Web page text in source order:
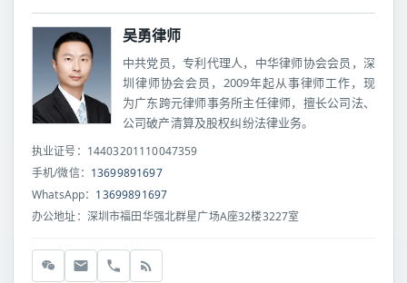
吴勇律师
中共党员，专利代理人，中华律师协会会员，深
圳律师协会会员，2009年起从事律师工作，现
为广东跨元律师事务所主任律师，擅长公司法、
公司破产清算及股权纠纷法律业务。
执业证号：14403201110047359
手机/微信： 13699891697
WhatsApp： 13699891697
办公地址：深圳市福田华强北群星广场A座32楼3227室